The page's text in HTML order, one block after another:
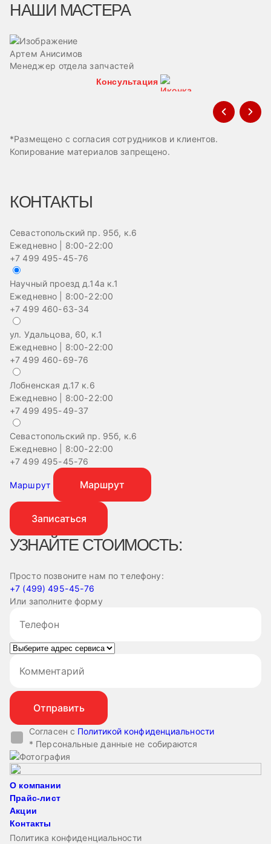
НАШИ МАСТЕРА
Артем Анисимов
Менеджер отдела запчастей
Консультация
*Размещено с согласия сотрудников и клиентов.
Копирование материалов запрещено.
КОНТАКТЫ
Севастопольский пр. 95б, к.6
Ежедневно | 8:00-22:00
+7 499 495-45-76
Научный проезд д.14а к.1
Ежедневно | 8:00-22:00
+7 499 460-63-34
ул. Удальцова, 60, к.1
Ежедневно | 8:00-22:00
+7 499 460-69-76
Лобненская д.17 к.6
Ежедневно | 8:00-22:00
+7 499 495-49-37
Севастопольский пр. 95б, к.6
Ежедневно | 8:00-22:00
+7 499 495-45-76
Маршрут Маршрут
Записаться
УЗНАЙТЕ СТОИМОСТЬ:
Просто позвоните нам по телефону:
+7 (499) 495-45-76
Или заполните форму
Согласен с Политикой конфиденциальности
* Персональные данные не собираются
О компании
Прайс-лист
Акции
Контакты
Политика конфиденциальности